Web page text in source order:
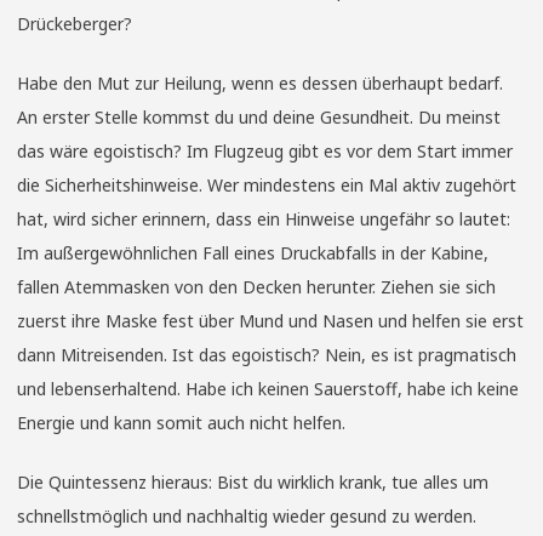
Drückeberger?
Habe den Mut zur Heilung, wenn es dessen überhaupt bedarf.
An erster Stelle kommst du und deine Gesundheit. Du meinst
das wäre egoistisch? Im Flugzeug gibt es vor dem Start immer
die Sicherheitshinweise. Wer mindestens ein Mal aktiv zugehört
hat, wird sicher erinnern, dass ein Hinweise ungefähr so lautet:
Im außergewöhnlichen Fall eines Druckabfalls in der Kabine,
fallen Atemmasken von den Decken herunter. Ziehen sie sich
zuerst ihre Maske fest über Mund und Nasen und helfen sie erst
dann Mitreisenden. Ist das egoistisch? Nein, es ist pragmatisch
und lebenserhaltend. Habe ich keinen Sauerstoff, habe ich keine
Energie und kann somit auch nicht helfen.
Die Quintessenz hieraus: Bist du wirklich krank, tue alles um
schnellstmöglich und nachhaltig wieder gesund zu werden.